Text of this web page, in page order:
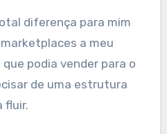
diferença para mim
a meu
podia vender para o
de uma estrutura
fluir.